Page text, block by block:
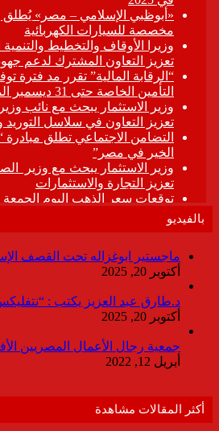
بالفيديو
ماجستير ابوغزاله تحت القصف
أكتوبر 20, 2025
د.طارق عبد العزيز يكتب :
أكتوبر 20, 2025
جمعية رجال الأعمال المصريين
أبريل 12, 2022
أكثر المقالات مشاهدة